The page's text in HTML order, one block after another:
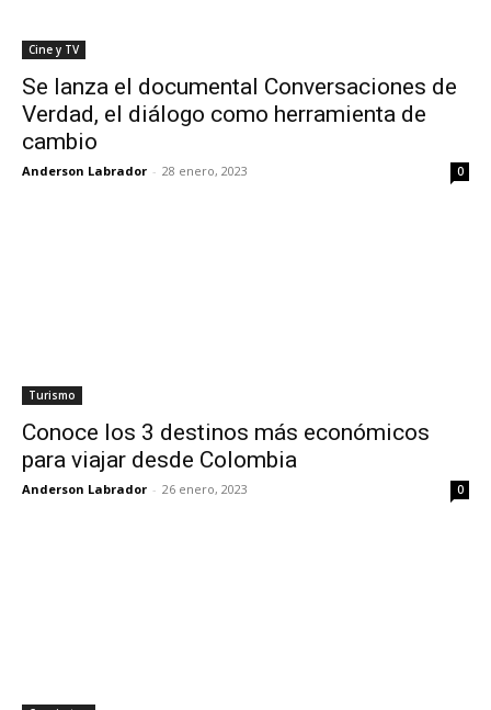
Cine y TV
Se lanza el documental Conversaciones de
Verdad, el diálogo como herramienta de
cambio
Anderson Labrador - 28 enero, 2023 0
Turismo
Conoce los 3 destinos más económicos
para viajar desde Colombia
Anderson Labrador - 26 enero, 2023 0